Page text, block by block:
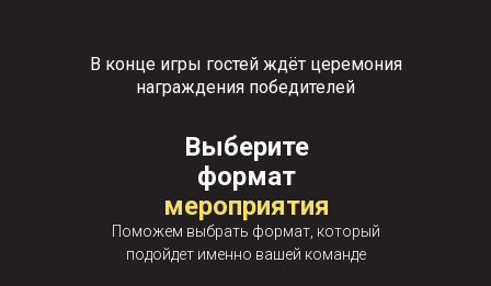
В конце игры гостей ждёт церемония
награждения победителей
Поможем выбрать формат, который
подойдет именно вашей команде
Выберите
формат
мероприятия